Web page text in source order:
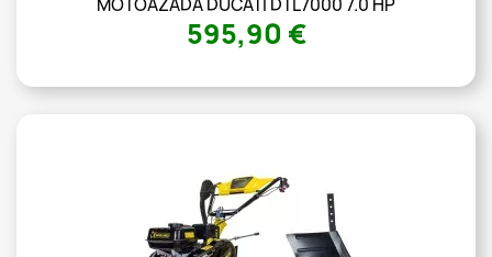
MOTOAZADA DUCATI DTL7000 7.0 HP
595,90 €